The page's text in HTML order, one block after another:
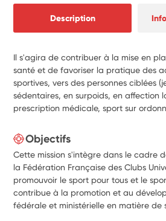
Description
Il s'agira de contribuer à la mise en
santé et de favoriser la pratique des
sportives, vers des personnes ciblées
sédentaires, en surpoids, en affection
prescription médicale, sport sur
Objectifs
Cette mission s'intègre dans le cadre
la Fédération Française des Clubs
promouvoir le sport pour tous et le
contribue à la promotion et au
fédérale et ministérielle en matière de